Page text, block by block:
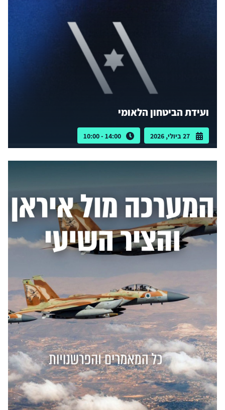
ועידת הביטחון הלאומי
27 ביולי, 2026 14:00 - 10:00